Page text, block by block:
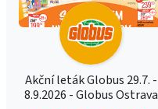
Akční leták Globus 29.7. -
8.9.2026 - Globus Ostrava